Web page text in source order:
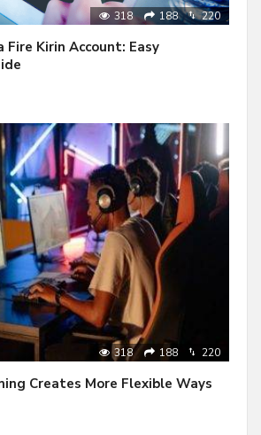
318 188 220
Fire Kirin Account: Easy
318 188 220
Creates More Flexible Ways